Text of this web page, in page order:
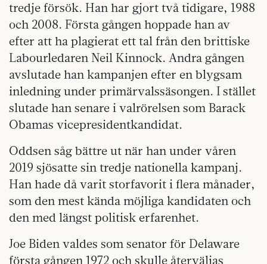
tredje försök. Han har gjort två tidigare, 1988
och 2008. Första gången hoppade han av
efter att ha plagierat ett tal från den brittiske
Labourledaren Neil Kinnock. Andra gången
avslutade han kampanjen efter en blygsam
inledning under primärvalssäsongen. I stället
slutade han senare i valrörelsen som Barack
Obamas vicepresidentkandidat.
Oddsen såg bättre ut när han under våren
2019 sjösatte sin tredje nationella kampanj.
Han hade då varit storfavorit i flera månader,
som den mest kända möjliga kandidaten och
den med längst politisk erfarenhet.
Joe Biden valdes som senator för Delaware
första gången 1972 och skulle återväljas